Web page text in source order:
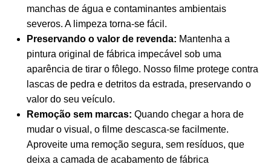
manchas de água e contaminantes ambientais
severos. A limpeza torna-se fácil.
Preservando o valor de revenda: Mantenha a
pintura original de fábrica impecável sob uma
aparência de tirar o fôlego. Nosso filme protege contra
lascas de pedra e detritos da estrada, preservando o
valor do seu veículo.
Remoção sem marcas: Quando chegar a hora de
mudar o visual, o filme descasca-se facilmente.
Aproveite uma remoção segura, sem resíduos, que
deixa a camada de acabamento de fábrica